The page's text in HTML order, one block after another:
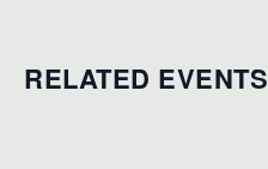
RELATED EVENTS